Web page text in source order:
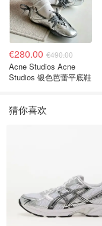
€280.00 €490.00
Acne Studios Acne
Studios 银色芭蕾平底鞋
猜你喜欢